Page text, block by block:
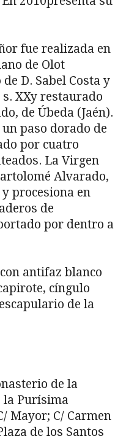
fue realizada en
de Olot
D. Sabel Costa y
XXy restaurado
de Úbeda (Jaén).
paso dorado de
por cuatro
La Virgen
Alvarado,
y procesiona en
de
por dentro a
antifaz blanco
cíngulo
de la
de la
la Purísima
Mayor; C/ Carmen
de los Santos